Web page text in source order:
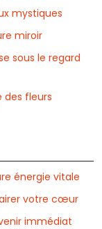
mystiques
miroir
sous le regard
des fleurs
énergie vitale
votre cœur
immédiat